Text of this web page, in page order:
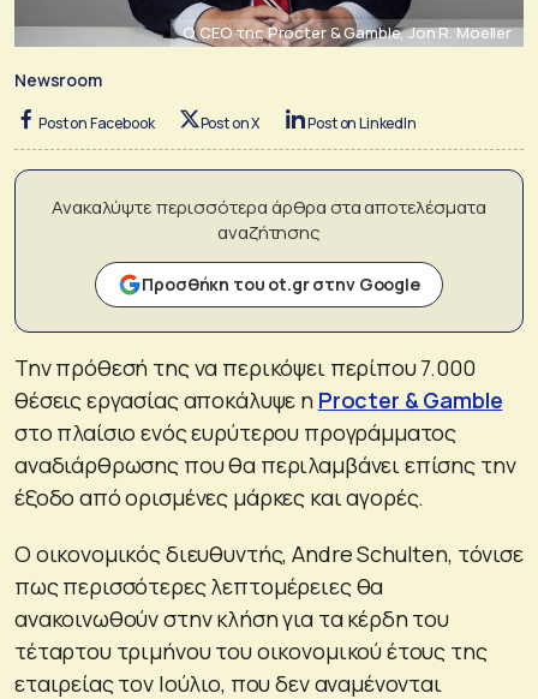
O CEO της Procter & Gamble, Jon R. Moeller
Newsroom
Post on Facebook Post on X Post on LinkedIn
Ανακαλύψτε περισσότερα άρθρα στα αποτελέσματα
αναζήτησης
Προσθήκη του ot.gr στην Google
Την πρόθεσή της να περικόψει περίπου 7.000
θέσεις εργασίας αποκάλυψε η Procter & Gamble
στο πλαίσιο ενός ευρύτερου προγράμματος
αναδιάρθρωσης που θα περιλαμβάνει επίσης την
έξοδο από ορισμένες μάρκες και αγορές.
Ο οικονομικός διευθυντής, Andre Schulten, τόνισε
πως περισσότερες λεπτομέρειες θα
ανακοινωθούν στην κλήση για τα κέρδη του
τέταρτου τριμήνου του οικονομικού έτους της
εταιρείας τον Ιούλιο, που δεν αναμένονται